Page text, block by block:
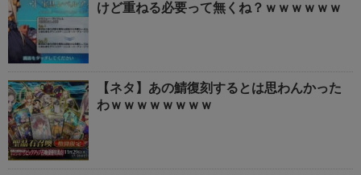
けど重ねる必要って無くね？ｗｗｗｗｗｗ
【ネタ】あの鯖復刻するとは思わんかった
わｗｗｗｗｗｗｗｗ